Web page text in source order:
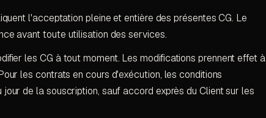
l'acceptation pleine et entière des présentes CG. Le
avant toute utilisation des services.
les CG à tout moment. Les modifications prennent effet à
les contrats en cours d'exécution, les conditions
de la souscription, sauf accord exprès du Client sur les